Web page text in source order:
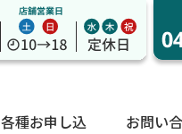
各種お申し込
お問い